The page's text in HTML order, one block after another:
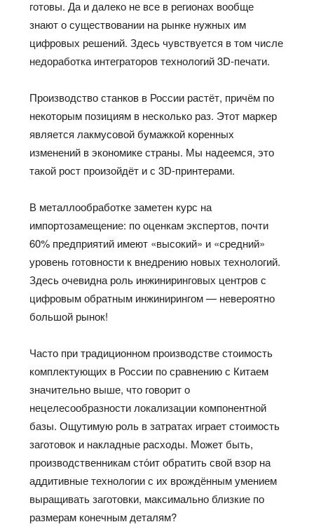
готовы. Да и далеко не все в регионах вообще
знают о существовании на рынке нужных им
цифровых решений. Здесь чувствуется в том числе
недоработка интеграторов технологий 3D-печати.
Производство станков в России растёт, причём по
некоторым позициям в несколько раз. Этот маркер
является лакмусовой бумажкой коренных
изменений в экономике страны. Мы надеемся, это
такой рост произойдёт и с 3D-принтерами.
В металлообработке заметен курс на
импортозамещение: по оценкам экспертов, почти
60% предприятий имеют «высокий» и «средний»
уровень готовности к внедрению новых технологий.
Здесь очевидна роль инжиниринговых центров с
цифровым обратным инжинирингом — невероятно
большой рынок!
Часто при традиционном производстве стоимость
комплектующих в России по сравнению с Китаем
значительно выше, что говорит о
нецелесообразности локализации компонентной
базы. Ощутимую роль в затратах играет стоимость
заготовок и накладные расходы. Может быть,
производственникамсто́итобратить свой взор на
аддитивные технологии с их врождённымумением
выращивать заготовки, максимально близкие по
размерам конечным деталям?